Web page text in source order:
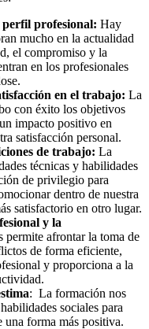
profesional: Hay
mucho en la actualidad
el compromiso y la
en los profesionales
en el trabajo: La
con éxito los objetivos
impacto positivo en
satisfacción personal.
de trabajo: La
técnicas y habilidades
de privilegio para
dentro de nuestra
satisfactorio en otro lugar.
y la
permite afrontar la toma de
de forma eficiente,
y proporciona a la
: La formación nos
sociales para
una forma más positiva.